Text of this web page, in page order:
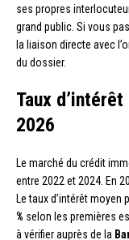
ses propres
grand public. Si vous
la liaison directe avec
du dossier.
Taux
2026
Le marché du crédit
entre 2022 et 2024. En
Le taux d’intérêt moyen
% selon les premières
à vérifier auprès de la